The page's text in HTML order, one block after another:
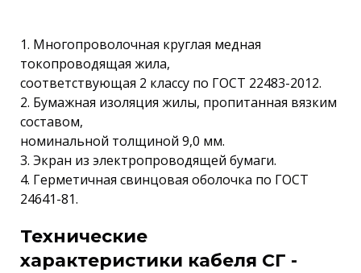
1. Многопроволочная круглая медная
токопроводящая жила,
соответствующая 2 классу по ГОСТ 22483-2012.
2. Бумажная изоляция жилы, пропитанная вязким
составом,
номинальной толщиной 9,0 мм.
3. Экран из электропроводящей бумаги.
4. Герметичная свинцовая оболочка по ГОСТ
24641-81.
Технические
характеристики кабеля СГ -